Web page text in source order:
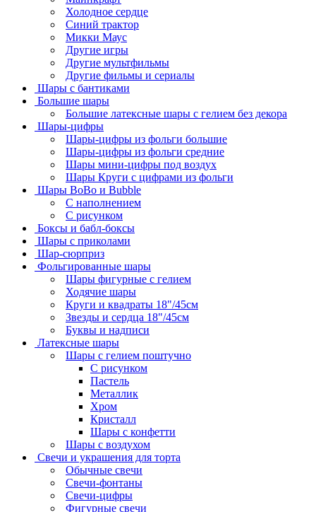
Холодное сердце
Синий трактор
Микки Маус
Другие игры
Другие мультфильмы
Другие фильмы и сериалы
Шары с бантиками
Большие шары
Большие латексные шары с гелием без декора
Шары-цифры
Шары-цифры из фольги большие
Шары-цифры из фольги средние
Шары мини-цифры под воздух
Шары Круги с цифрами из фольги
Шары BoBo и Bubble
С наполнением
С рисунком
Боксы и бабл-боксы
Шары с приколами
Шар-сюрприз
Фольгированные шары
Шары фигурные с гелием
Ходячие шары
Круги и квадраты 18"/45см
Звезды и сердца 18"/45см
Буквы и надписи
Латексные шары
Шары с гелием поштучно
С рисунком
Пастель
Металлик
Хром
Кристалл
Шары с конфетти
Шары с воздухом
Свечи и украшения для торта
Обычные свечи
Свечи-фонтаны
Свечи-цифры
Фигурные свечи